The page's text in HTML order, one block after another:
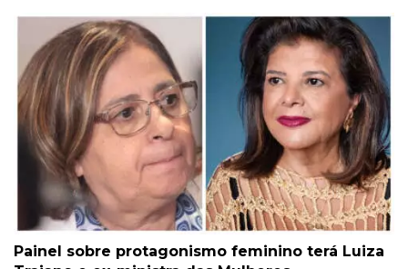
Painel sobre protagonismo feminino terá Luiza